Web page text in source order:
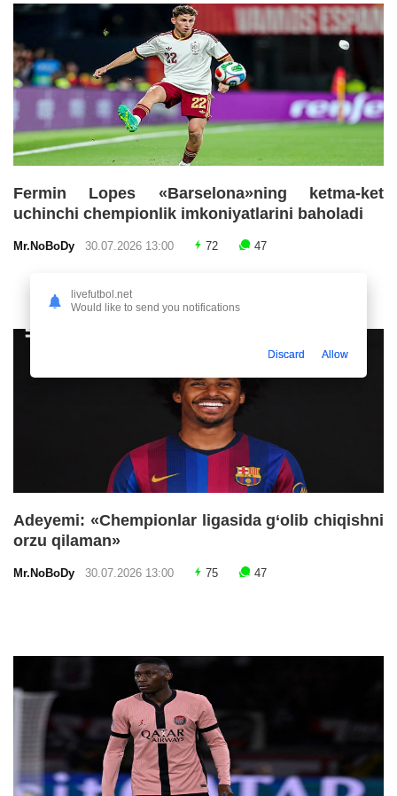
Fermin Lopes «Barselona»ning ketma-ket
uchinchi chempionlik imkoniyatlarini baholadi
Mr.NoBoDy 30.07.2026 13:00 72 47
Adeyemi: «Chempionlar ligasida g‘olib chiqishni
orzu qilaman»
Mr.NoBoDy 30.07.2026 13:00 75 47
livefutbol.net
Would like to send you notifications
Discard Allow